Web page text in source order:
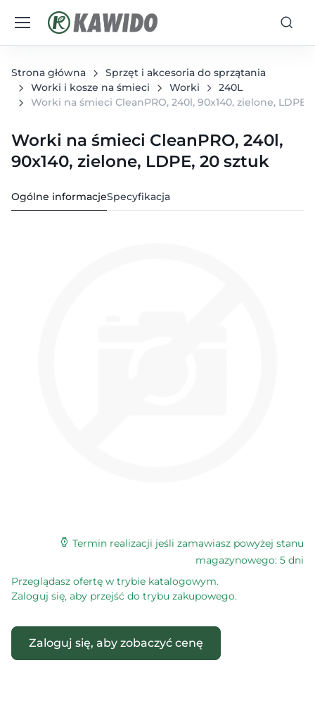
Strona główna
Sprzęt i akcesoria do sprzątania
Worki i kosze na śmieci
Worki
240L
Worki na śmieci CleanPRO, 240l, 90x140, zielone, LDPE,
Worki na śmieci CleanPRO, 240l,
90x140, zielone, LDPE, 20 sztuk
Ogólne informacjeSpecyfikacja
Termin realizacji jeśli zamawiasz powyżej stanu
magazynowego: 5 dni
Przeglądasz ofertę w trybie katalogowym.
Zaloguj się, aby przejść do trybu zakupowego.
Zaloguj się, aby zobaczyć cenę